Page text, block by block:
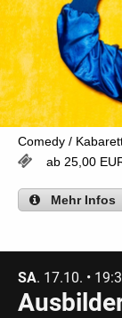
Comedy /
ab 25,00
Mehr Infos
SA. 17.10. •